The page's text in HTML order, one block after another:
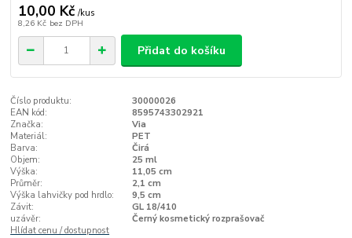
10,00 Kč /kus
8,26 Kč bez DPH
Přidat do košíku
Číslo produktu:
30000026
EAN kód:
8595743302921
Značka:
Via
Materiál:
PET
Barva:
Čirá
Objem:
25 ml
Výška:
11,05 cm
Průměr:
2,1 cm
Výška lahvičky pod hrdlo:
9,5 cm
Závit:
GL 18/410
uzávěr:
Černý kosmetický rozprašovač
Hlídat cenu / dostupnost